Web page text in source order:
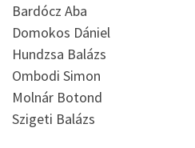
Bardócz Aba
Domokos Dániel
Hundzsa Balázs
Ombodi Simon
Molnár Botond
Szigeti Balázs